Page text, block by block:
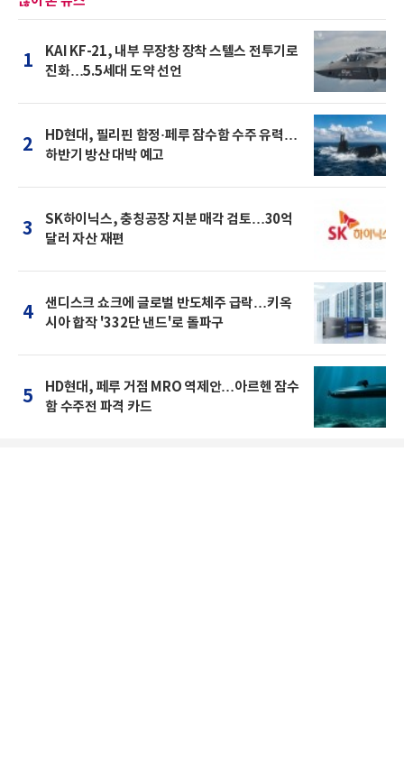
1
KAI KF-21, 내부 무장창 장착 스텔스 전투기로
진화…5.5세대 도약 선언
2
HD현대, 필리핀 함정·페루 잠수함 수주 유력…
하반기 방산 대박 예고
3
SK하이닉스, 충칭공장 지분 매각 검토…30억
달러 자산 재편
4
샌디스크 쇼크에 글로벌 반도체주 급락…키옥
시아 합작 '332단 낸드'로 돌파구
5
HD현대, 페루 거점 MRO 역제안…아르헨 잠수
함 수주전 파격 카드